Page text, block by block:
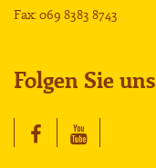
Fax: 069 8383 8743
Folgen Sie uns